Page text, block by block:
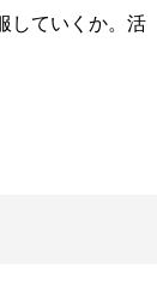
していくか。活